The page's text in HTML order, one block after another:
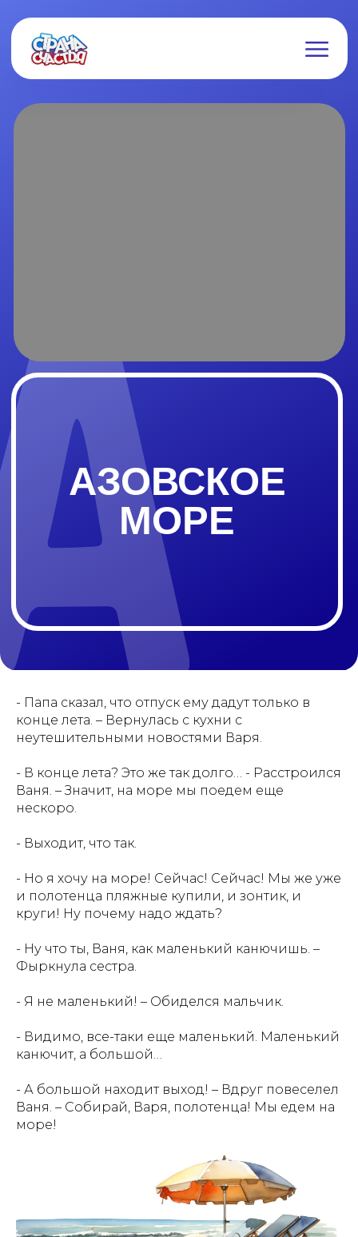
МОРЕ
- Папа сказал, что отпуск ему дадут только в
конце лета. – Вернулась с кухни с
неутешительными новостями Варя.
- В конце лета? Это же так долго… - Расстроился
Ваня. – Значит, на море мы поедем еще
нескоро.
- Выходит, что так.
- Но я хочу на море! Сейчас! Сейчас! Мы же уже
и полотенца пляжные купили, и зонтик, и
круги! Ну почему надо ждать?
- Ну что ты, Ваня, как маленький канючишь. –
Фыркнула сестра.
- Я не маленький! – Обиделся мальчик.
- Видимо, все-таки еще маленький. Маленький
канючит, а большой…
- А большой находит выход! – Вдруг повеселел
Ваня. – Собирай, Варя, полотенца! Мы едем на
море!